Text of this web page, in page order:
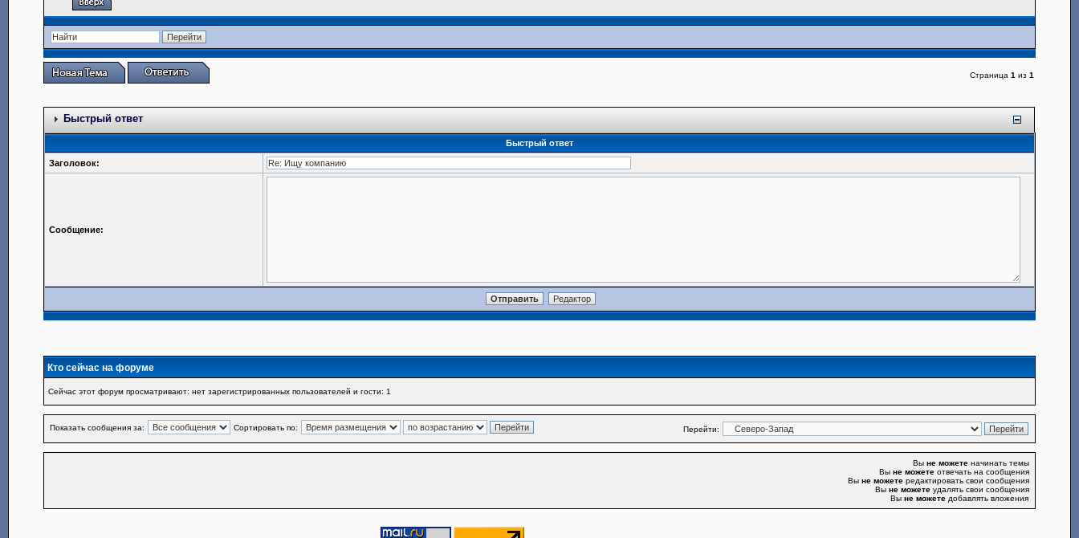
Страница 1 из 1
Быстрый ответ
Быстрый ответ
Заголовок:
Сообщение:
Кто сейчас на форуме
Сейчас этот форум просматривают: нет зарегистрированных пользователей и гости: 1
Показать сообщения за: Сортировать по: Перейти:
Вы не можетеначинать темы
Вы не можетеотвечать на сообщения
Вы не можетередактировать свои сообщения
Вы не можетеудалять свои сообщения
Вы не можетедобавлять вложения